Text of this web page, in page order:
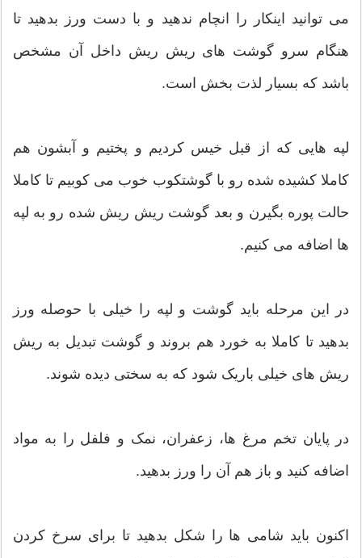
می توانید اینکار را انچام ندهید و با دست ورز بدهید تا
هنگام سرو گوشت های ریش ریش داخل آن مشخص
باشد که بسیار لذت بخش است.
لپه هایی که از قبل خیس کردیم و پختیم و آبشون هم
کاملا کشیده شده رو با گوشتکوب خوب می کوبیم تا کاملا
حالت پوره بگیرن و بعد گوشت ریش ریش شده رو به لپه
ها اضافه می کنیم.
در این مرحله باید گوشت و لپه را خیلی با حوصله ورز
بدهید تا کاملا به خورد هم بروند و گوشت تبدیل به ریش
ریش های خیلی باریک شود که به سختی دیده شوند.
در پایان تخم مرغ ها، زعفران، نمک و فلفل را به مواد
اضافه کنید و باز هم آن را ورز بدهید.
اکنون باید شامی ها را شکل بدهید تا برای سرخ کردن